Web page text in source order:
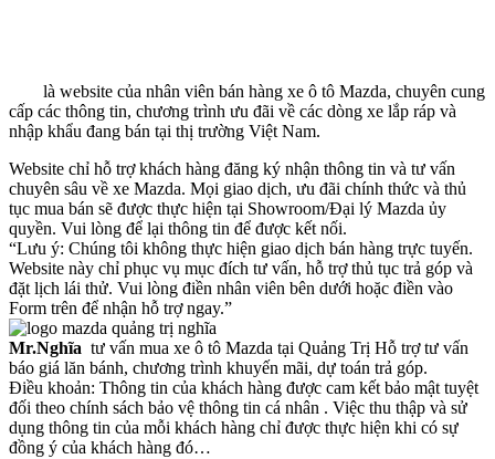
là website của nhân viên bán hàng xe ô tô Mazda, chuyên cung
cấp các thông tin, chương trình ưu đãi về các dòng xe lắp ráp và
nhập khẩu đang bán tại thị trường Việt Nam.
Website chỉ hỗ trợ khách hàng đăng ký nhận thông tin và tư vấn
chuyên sâu về xe Mazda. Mọi giao dịch, ưu đãi chính thức và thủ
tục mua bán sẽ được thực hiện tại Showroom/Đại lý Mazda ủy
quyền. Vui lòng để lại thông tin để được kết nối.
“Lưu ý: Chúng tôi không thực hiện giao dịch bán hàng trực tuyến.
Website này chỉ phục vụ mục đích tư vấn, hỗ trợ thủ tục trả góp và
đặt lịch lái thử. Vui lòng điền nhân viên bên dưới hoặc điền vào
Form trên để nhận hỗ trợ ngay.”
Mr.Nghĩa tư vấn mua xe ô tô Mazda tại Quảng Trị Hỗ trợ tư vấn
báo giá lăn bánh, chương trình khuyến mãi, dự toán trả góp.
Điều khoản: Thông tin của khách hàng được cam kết bảo mật tuyệt
đối theo chính sách bảo vệ thông tin cá nhân . Việc thu thập và sử
dụng thông tin của mỗi khách hàng chỉ được thực hiện khi có sự
đồng ý của khách hàng đó…